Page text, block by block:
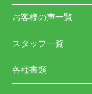
お客様の声一覧
スタッフ一覧
各種書類